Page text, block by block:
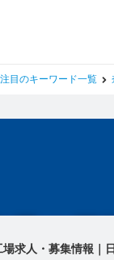
注目のキーワード一覧
求人・募集情報｜